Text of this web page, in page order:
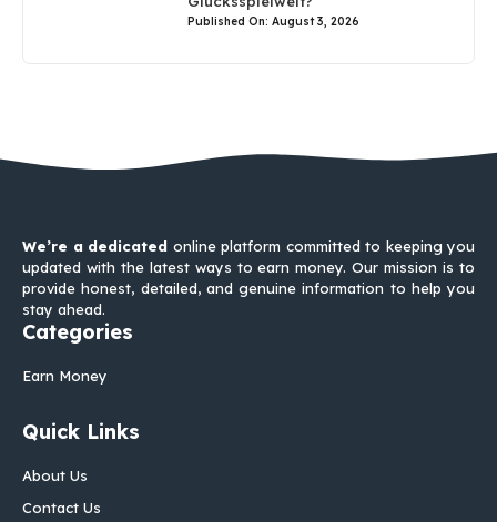
Published On: August 3, 2026
We’re a dedicated online platform committed to keeping you
updated with the latest ways to earn money. Our mission is to
provide honest, detailed, and genuine information to help you
stay ahead.
Categories
Earn Money
Quick Links
About Us
Contact Us